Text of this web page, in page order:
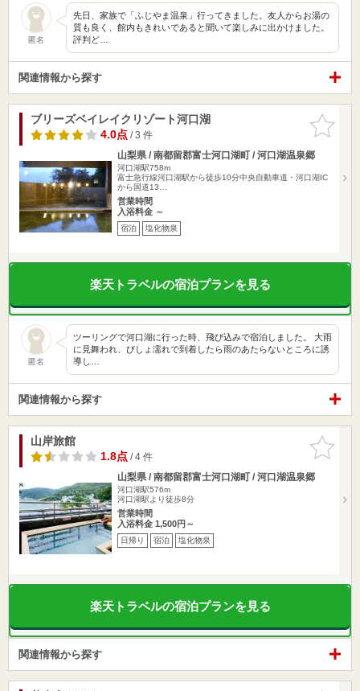
匿名
先日、家族で「ふじやま温泉」行ってきました。友人からお湯の
質も良く、館内もきれいであると聞いて楽しみに出かけました。
評判ど…
関連情報から探す
お気に入
りに追加
ブリーズベイレイクリゾート河口湖
4.0点/ 3 件
山梨県 / 南都留郡富士河口湖町 / 河口湖温泉郷
河口湖駅758m
富士急行線河口湖駅から徒歩10分中央自動車道・河口湖IC
から国道13…
営業時間
入浴料金 ～
宿泊 塩化物泉
楽天トラベルの宿泊プランを見る
匿名
ツーリングで河口湖に行った時、飛び込みで宿泊しました。 大雨
に見舞われ、びしょ濡れで到着したら雨のあたらないところに誘
導し…
関連情報から探す
お気に入
りに追加
山岸旅館
1.8点/ 4 件
山梨県 / 南都留郡富士河口湖町 / 河口湖温泉郷
河口湖駅576m
河口湖駅より徒歩8分
営業時間
入浴料金 1,500円～
日帰り 宿泊 塩化物泉
楽天トラベルの宿泊プランを見る
関連情報から探す